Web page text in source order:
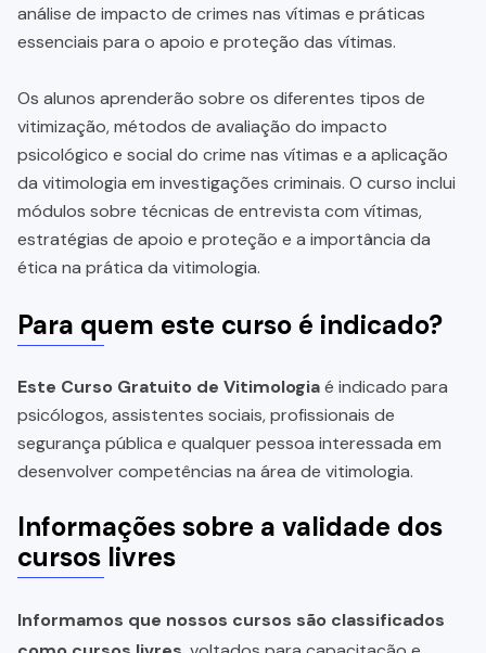
análise de impacto de crimes nas vítimas e práticas
essenciais para o apoio e proteção das vítimas.
Os alunos aprenderão sobre os diferentes tipos de
vitimização, métodos de avaliação do impacto
psicológico e social do crime nas vítimas e a aplicação
da vitimologia em investigações criminais. O curso inclui
módulos sobre técnicas de entrevista com vítimas,
estratégias de apoio e proteção e a importância da
ética na prática da vitimologia.
Para quem este curso é indicado?
Este Curso Gratuito de Vitimologiaé indicado para
psicólogos, assistentes sociais, profissionais de
segurança pública e qualquer pessoa interessada em
desenvolver competências na área de vitimologia.
Informações sobre a validade dos
cursos livres
Informamos que nossos cursos são classificados